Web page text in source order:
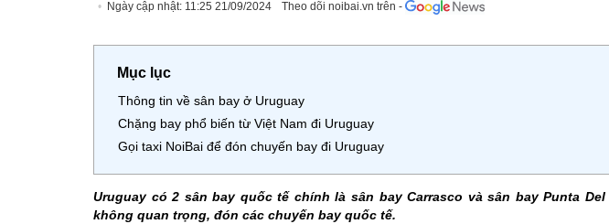
Ngày cập nhật: 11:25 21/09/2024 Theo dõi noibai.vn trên -
Mục lục
Thông tin về sân bay ở Uruguay
Chặng bay phổ biến từ Việt Nam đi Uruguay
Gọi taxi NoiBai để đón chuyến bay đi Uruguay
Uruguay có 2 sân bay quốc tế chính là sân bay Carrasco và sân bay Punta
không quan trọng, đón các chuyến bay quốc tế.